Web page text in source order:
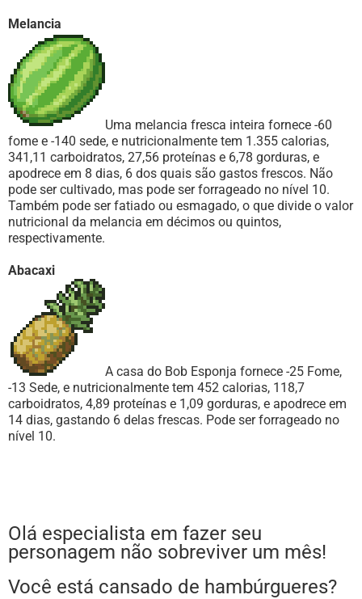
Melancia
Uma melancia fresca inteira fornece -60
fome e -140 sede, e nutricionalmente tem 1.355 calorias,
341,11 carboidratos, 27,56 proteínas e 6,78 gorduras, e
apodrece em 8 dias, 6 dos quais são gastos frescos. Não
pode ser cultivado, mas pode ser forrageado no nível 10.
Também pode ser fatiado ou esmagado, o que divide o valor
nutricional da melancia em décimos ou quintos,
respectivamente.
Abacaxi
A casa do Bob Esponja fornece -25 Fome,
-13 Sede, e nutricionalmente tem 452 calorias, 118,7
carboidratos, 4,89 proteínas e 1,09 gorduras, e apodrece em
14 dias, gastando 6 delas frescas. Pode ser forrageado no
nível 10.
Olá especialista em fazer seu
personagem não sobreviver um mês!
Você está cansado de hambúrgueres?